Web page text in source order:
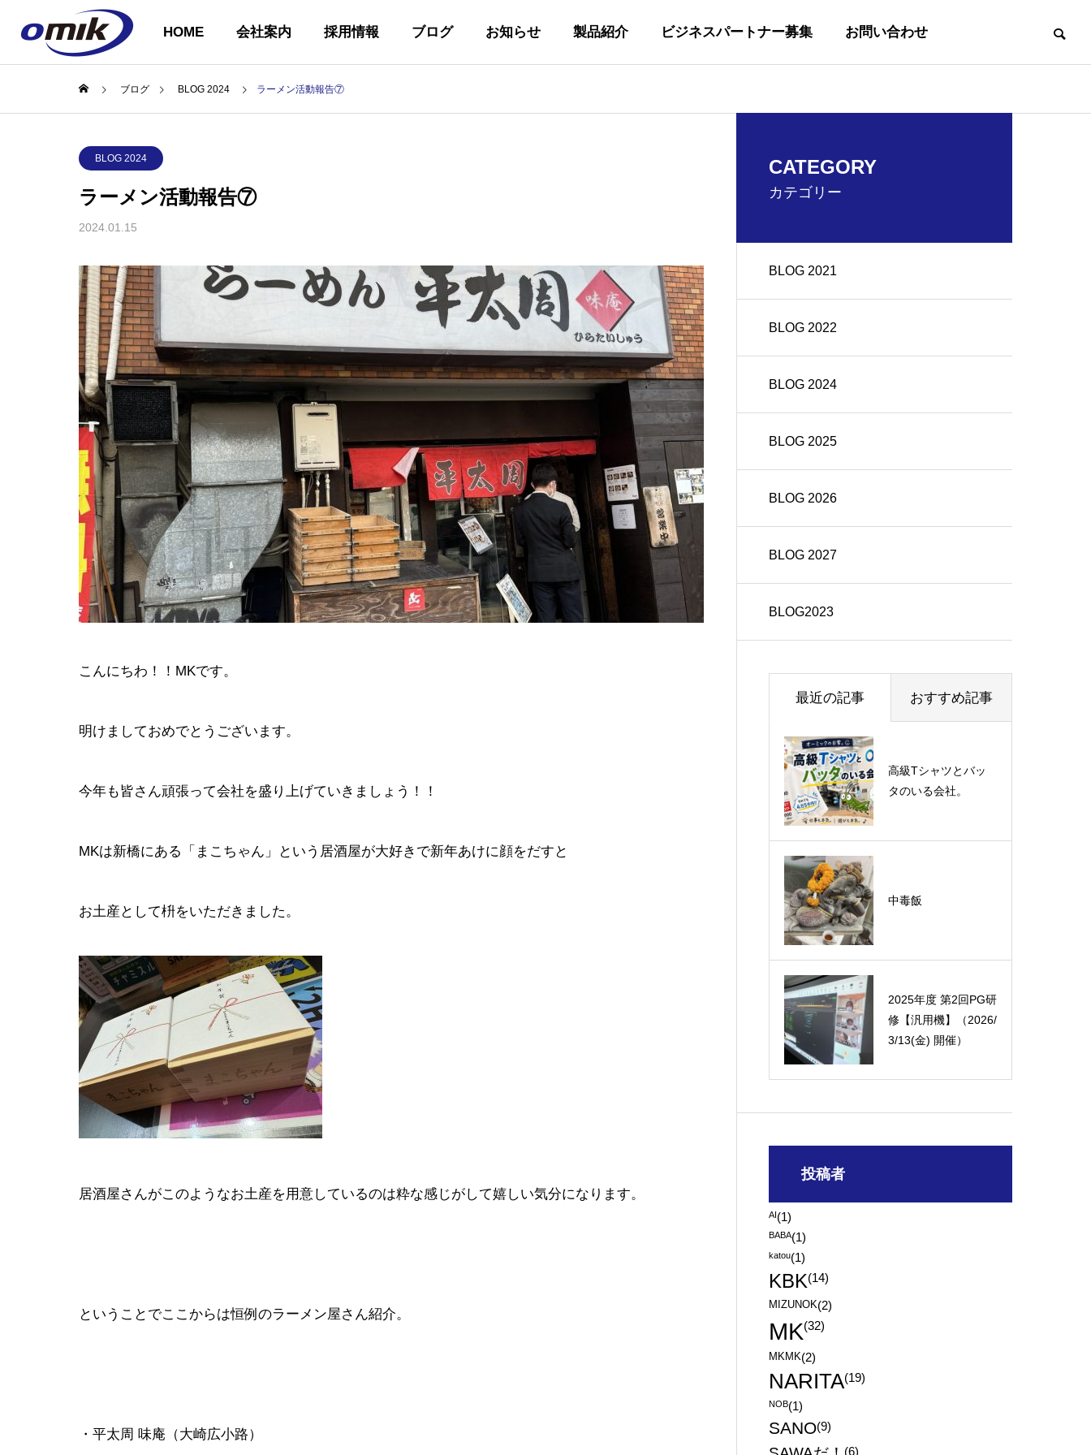
HOME 会社案内 採用情報 ブログ お知らせ 製品紹介 ビジネスパートナー募集 お問い合わせ
COMPANY
会社案内
BUSINESS
企業理念
PHILOSOPHY
私たちの取り組み
INITIATIVES
沿革
OUTLINE
会社イベント
EVENT
アクセス
ブログ BLOG 2024 ラーメン活動報告⑦
BLOG 2024
ラーメン活動報告⑦
2024.01.15
こんにちわ！！MKです。
明けましておめでとうございます。
今年も皆さん頑張って会社を盛り上げていきましょう！！
MKは新橋にある「まこちゃん」という居酒屋が大好きで新年あけに顔をだすと
お土産として枡をいただきました。
居酒屋さんがこのようなお土産を用意しているのは粋な感じがして嬉しい気分になります。
ということでここからは恒例のラーメン屋さん紹介。
・平太周 味庵（大崎広小路）
CATEGORY
カテゴリー
BLOG 2021
BLOG 2022
BLOG 2024
BLOG 2025
BLOG 2026
BLOG 2027
BLOG2023
最近の記事 おすすめ記事
高級Tシャツとバッ
タのいる会社。
中毒飯
2025年度 第2回PG研
修【汎用機】（2026/
3/13(金) 開催）
く旅に行って来まし
た！（秋保温泉）
月入社式
投稿者
AI(1)
BABA(1)
katou(1)
KBK(14)
MIZUNOK(2)
MK(32)
MKMK(2)
NARITA(19)
NOB(1)
SANO(9)
(6)